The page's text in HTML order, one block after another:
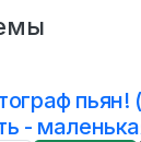
пьян!
-